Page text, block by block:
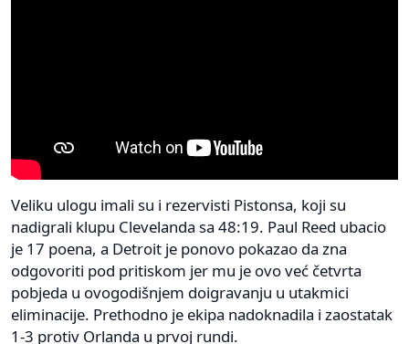
Veliku ulogu imali su i rezervisti Pistonsa, koji su
nadigrali klupu Clevelanda sa 48:19. Paul Reed ubacio
je 17 poena, a Detroit je ponovo pokazao da zna
odgovoriti pod pritiskom jer mu je ovo već četvrta
pobjeda u ovogodišnjem doigravanju u utakmici
eliminacije. Prethodno je ekipa nadoknadila i zaostatak
1-3 protiv Orlanda u prvoj rundi.